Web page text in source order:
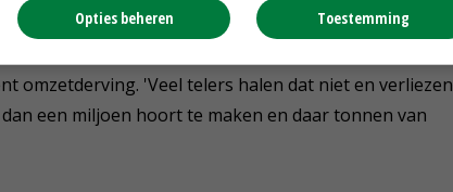
in het leven geroepen. De drempel voor het
omzetderving. 'Veel telers halen dat niet en verliezen
een miljoen hoort te maken en daar tonnen van
Toestemming
Opties beheren